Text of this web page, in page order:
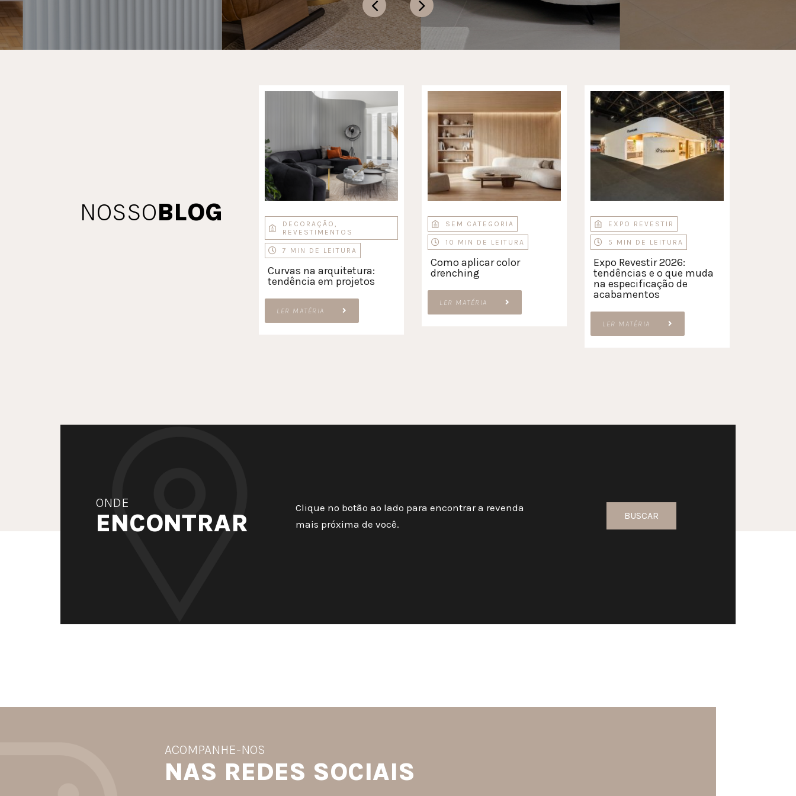
NOSSOBLOG DECORAÇÃO,
REVESTIMENTOS
7 MIN DE LEITURA
Curvas na arquitetura:
tendência em projetos
LER MATÉRIA
SEM CATEGORIA
10 MIN DE LEITURA
Como aplicar color
drenching
LER MATÉRIA
EXPO REVESTIR
5 MIN DE LEITURA
Expo Revestir 2026:
tendências e o que muda
na especificação de
acabamentos
LER MATÉRIA
ONDE
ENCONTRAR
Clique no botão ao lado para encontrar a revenda
mais próxima de você.
BUSCAR
ACOMPANHE-NOS
NAS REDES SOCIAIS